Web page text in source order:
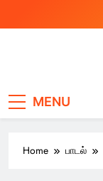
MENU
Home பாடல்